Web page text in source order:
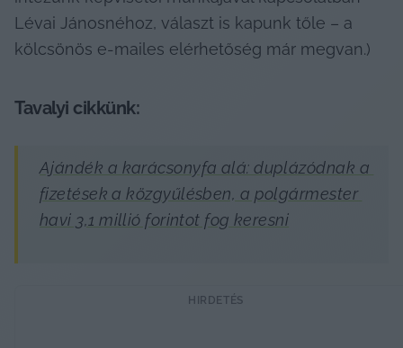
Lévai Jánosnéhoz, választ is kapunk tőle – a
kölcsönös e-mailes elérhetőség már megvan.)
Tavalyi cikkünk:
Ajándék a karácsonyfa alá: duplázódnak a
fizetések a közgyűlésben, a polgármester
havi 3,1 millió forintot fog keresni
HIRDETÉS